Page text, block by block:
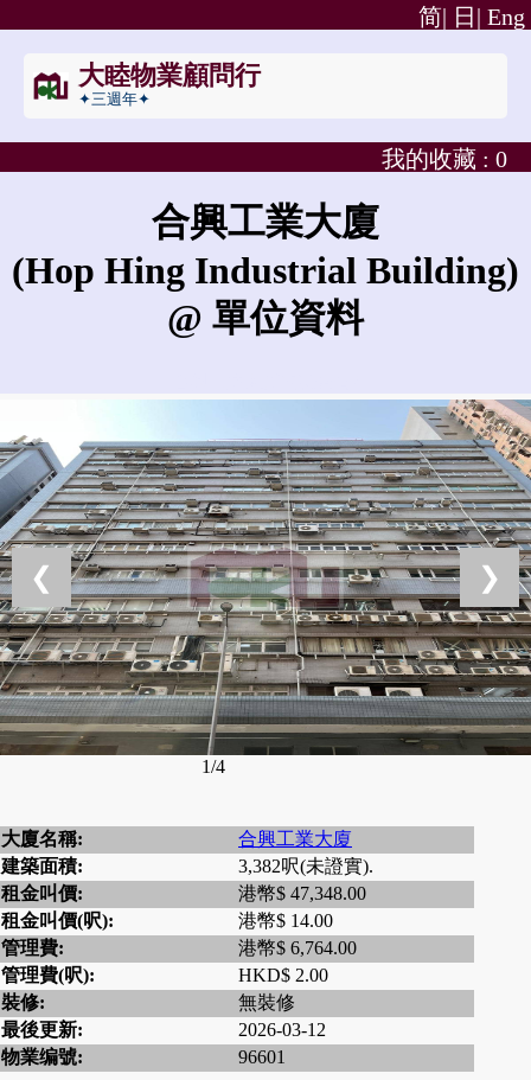
Eng
日|
简|
大睦物業顧問行
✦三週年✦
我的收藏 : 0
合興工業大廈
(Hop Hing Industrial Building)
@ 單位資料
❮ ❯
1/4
大廈名稱:
合興工業大廈
建築面積:
3,382呎(未證實).
租金叫價:
港幣$ 47,348.00
租金叫價(呎):
港幣$ 14.00
管理費:
港幣$ 6,764.00
管理費(呎):
HKD$ 2.00
裝修:
無裝修
最後更新:
2026-03-12
物業编號:
96601